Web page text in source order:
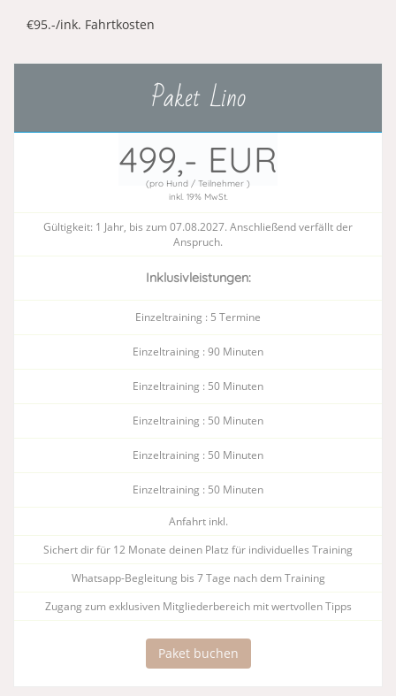
€95.-/ink. Fahrtkosten
Paket Lino
499,- EUR
(pro Hund / Teilnehmer )
inkl. 19% MwSt.
Gültigkeit: 1 Jahr, bis zum 07.08.2027. Anschließend verfällt der
Anspruch.
Inklusivleistungen:
Einzeltraining : 5 Termine
Einzeltraining : 90 Minuten
Einzeltraining : 50 Minuten
Einzeltraining : 50 Minuten
Einzeltraining : 50 Minuten
Einzeltraining : 50 Minuten
Anfahrt inkl.
Sichert dir für 12 Monate deinen Platz für individuelles Training
Whatsapp-Begleitung bis 7 Tage nach dem Training​
Zugang zum exklusiven Mitgliederbereich mit wertvollen Tipps
Paket buchen